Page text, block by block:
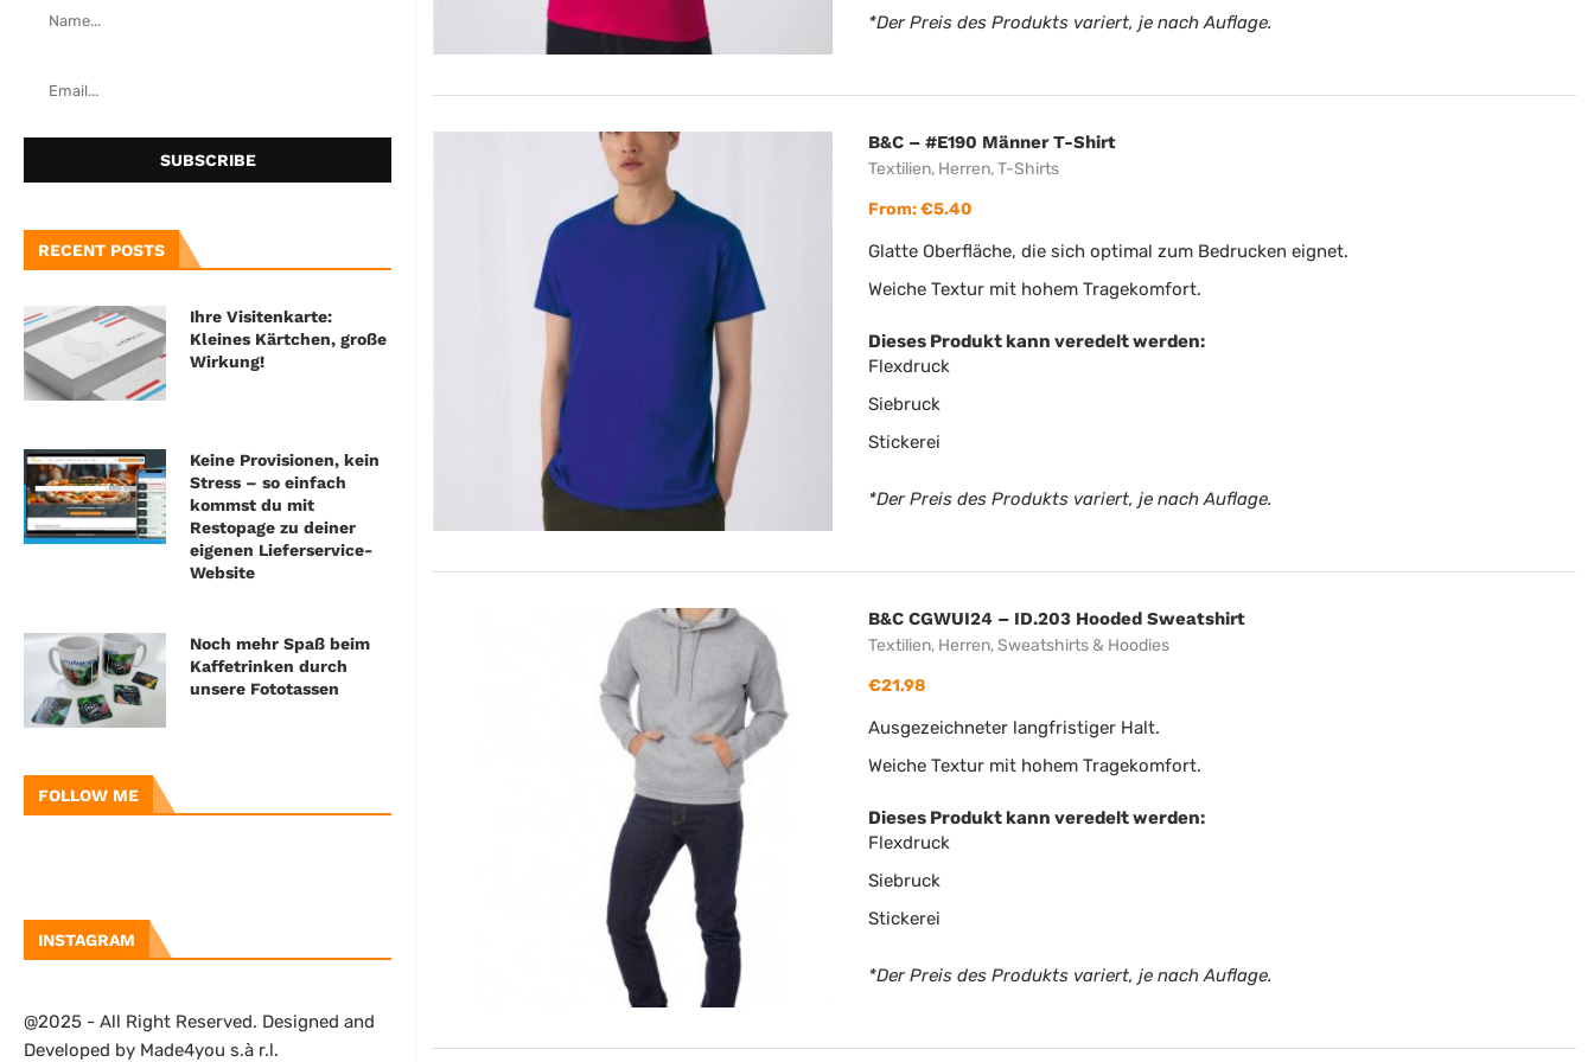
RECENT POSTS
Ihre Visitenkarte:
Kleines Kärtchen, große
Wirkung!
Keine Provisionen, kein
Stress – so einfach
kommst du mit
Restopage zu deiner
eigenen Lieferservice-
Website
Noch mehr Spaß beim
Kaffetrinken durch
unsere Fototassen
FOLLOW ME
INSTAGRAM
@2025 - All Right Reserved. Designed and
Developed by Made4you s.à r.l.
*Der Preis des Produkts variert, je nach Auflage.
B&C – #E190 Männer T-Shirt
Textilien, Herren,T-Shirts
From:€5.40
Glatte Oberfläche, die sich optimal zum Bedrucken eignet.
Weiche Textur mit hohem Tragekomfort.
Dieses Produkt kann veredelt werden:
Flexdruck
Siebruck
Stickerei
*Der Preis des Produkts variert, je nach Auflage.
B&C CGWUI24 – ID.203 Hooded Sweatshirt
Textilien, Herren,Sweatshirts & Hoodies
€21.98
Ausgezeichneter langfristiger Halt.
Weiche Textur mit hohem Tragekomfort.
Dieses Produkt kann veredelt werden:
Flexdruck
Siebruck
Stickerei
*Der Preis des Produkts variert, je nach Auflage.